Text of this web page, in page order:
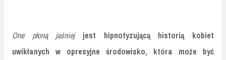
One płoną jaśniej jest hipnotyzującą historią kobiet
uwikłanych w opresyjne środowisko, która może być